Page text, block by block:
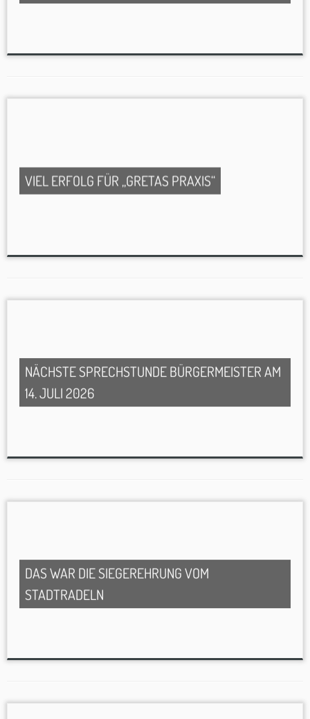
VIEL ERFOLG FÜR „GRETAS PRAXIS“
NÄCHSTE SPRECHSTUNDE BÜRGERMEISTER AM
14. JULI 2026
DAS WAR DIE SIEGEREHRUNG VOM
STADTRADELN